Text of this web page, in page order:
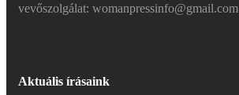
vevőszolgálat: womanpressinfo@gmail.com
Aktuális írásaink